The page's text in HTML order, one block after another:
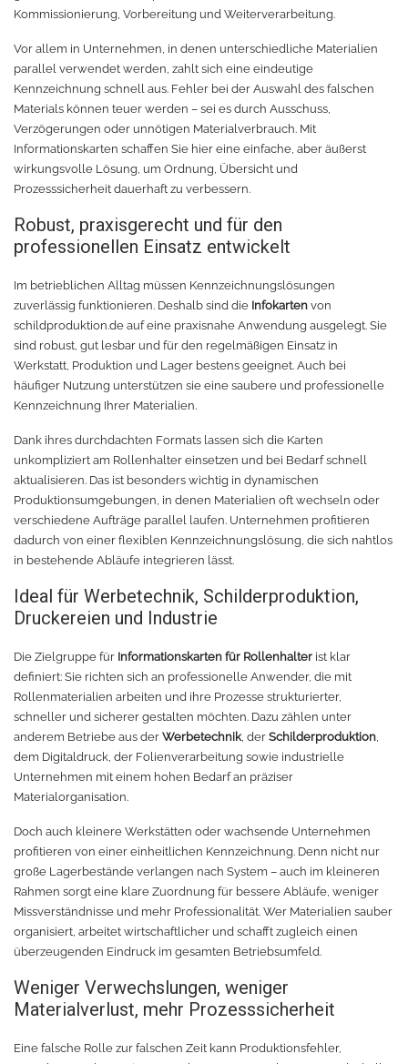
Chemica Quickflex
Chemica Hotmark Revolution
Chemica Bling-Bling
Chemica Allmark
Sonnenschutzfolie für Autos
Marathon
Sonnenschutzfolie für Gebäude
Daylight
Solar Silber
Sunlight
Palisade
Sublimationsmedien
Filament für 3D-Druck
PLA
PETG
ABS
TPU
Spezielle Filamente
Materialien für die Stickerei
Materialien für Laser
Rollenhalter
infokarten
Rollenständer
Materialrollen
Teflonkissen
Teflonfolie und Klebeband
Silikonmatten zum backen
Verschiedenes
Zubehör Schneideplotter
Verschiedene
Zubehör für Brother-Schneideplotter
Sublimationsfarbe
Solvent Tinte
Direct to Film Tinte
Direct-to-Film Folie und Kleber
3D Drucker Zubehör
Verschiedenes 3D Drucker Zubehör
3D-Drucker Bauplatte
Kommissionierung, Vorbereitung und Weiterverarbeitung.
Vor allem in Unternehmen, in denen unterschiedliche Materialien
parallel verwendet werden, zahlt sich eine eindeutige
Kennzeichnung schnell aus. Fehler bei der Auswahl des falschen
Materials können teuer werden – sei es durch Ausschuss,
Verzögerungen oder unnötigen Materialverbrauch. Mit
Informationskarten schaffen Sie hier eine einfache, aber äußerst
wirkungsvolle Lösung, um Ordnung, Übersicht und
Prozesssicherheit dauerhaft zu verbessern.
Robust, praxisgerecht und für den
professionellen Einsatz entwickelt
Im betrieblichen Alltag müssen Kennzeichnungslösungen
zuverlässig funktionieren. Deshalb sind die Infokarten von
schildproduktion.de auf eine praxisnahe Anwendung ausgelegt. Sie
sind robust, gut lesbar und für den regelmäßigen Einsatz in
Werkstatt, Produktion und Lager bestens geeignet. Auch bei
häufiger Nutzung unterstützen sie eine saubere und professionelle
Kennzeichnung Ihrer Materialien.
Dank ihres durchdachten Formats lassen sich die Karten
unkompliziert am Rollenhalter einsetzen und bei Bedarf schnell
aktualisieren. Das ist besonders wichtig in dynamischen
Produktionsumgebungen, in denen Materialien oft wechseln oder
verschiedene Aufträge parallel laufen. Unternehmen profitieren
dadurch von einer flexiblen Kennzeichnungslösung, die sich nahtlos
in bestehende Abläufe integrieren lässt.
Ideal für Werbetechnik, Schilderproduktion,
Druckereien und Industrie
Die Zielgruppe für Informationskarten für Rollenhalter ist klar
definiert: Sie richten sich an professionelle Anwender, die mit
Rollenmaterialien arbeiten und ihre Prozesse strukturierter,
schneller und sicherer gestalten möchten. Dazu zählen unter
anderem Betriebe aus der Werbetechnik, der Schilderproduktion,
dem Digitaldruck, der Folienverarbeitung sowie industrielle
Unternehmen mit einem hohen Bedarf an präziser
Materialorganisation.
Doch auch kleinere Werkstätten oder wachsende Unternehmen
profitieren von einer einheitlichen Kennzeichnung. Denn nicht nur
große Lagerbestände verlangen nach System – auch im kleineren
Rahmen sorgt eine klare Zuordnung für bessere Abläufe, weniger
Missverständnisse und mehr Professionalität. Wer Materialien sauber
organisiert, arbeitet wirtschaftlicher und schafft zugleich einen
überzeugenden Eindruck im gesamten Betriebsumfeld.
Weniger Verwechslungen, weniger
Materialverlust, mehr Prozesssicherheit
Eine falsche Rolle zur falschen Zeit kann Produktionsfehler,